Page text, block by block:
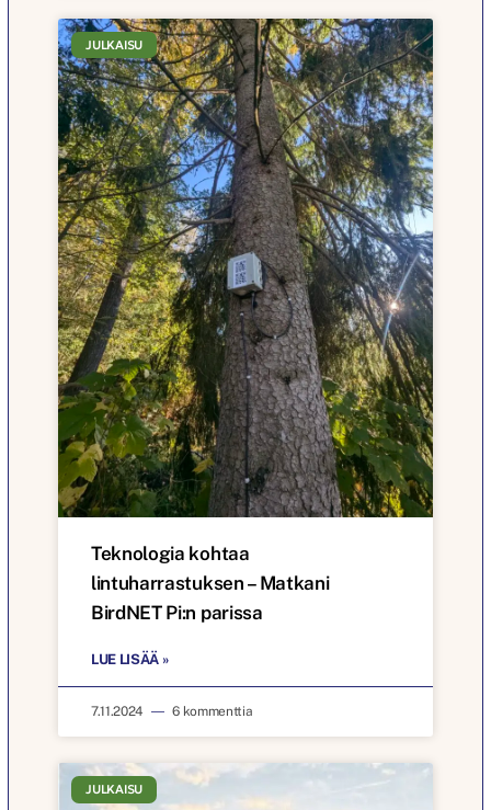
JULKAISU
Teknologia kohtaa
lintuharrastuksen – Matkani
BirdNET Pi:n parissa
LUE LISÄÄ »
7.11.2024 6 kommenttia
JULKAISU